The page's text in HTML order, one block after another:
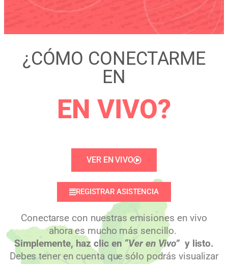
¿CÓMO CONECTARME
EN
EN VIVO?
VER EN VIVO
REGISTRAR ASISTENCIA
Conectarse con nuestras emisiones en vivo
ahora es mucho más sencillo.
Simplemente, haz clic en “Ver en Vivo” y listo.
Debes tener en cuenta que sólo podrás visualizar